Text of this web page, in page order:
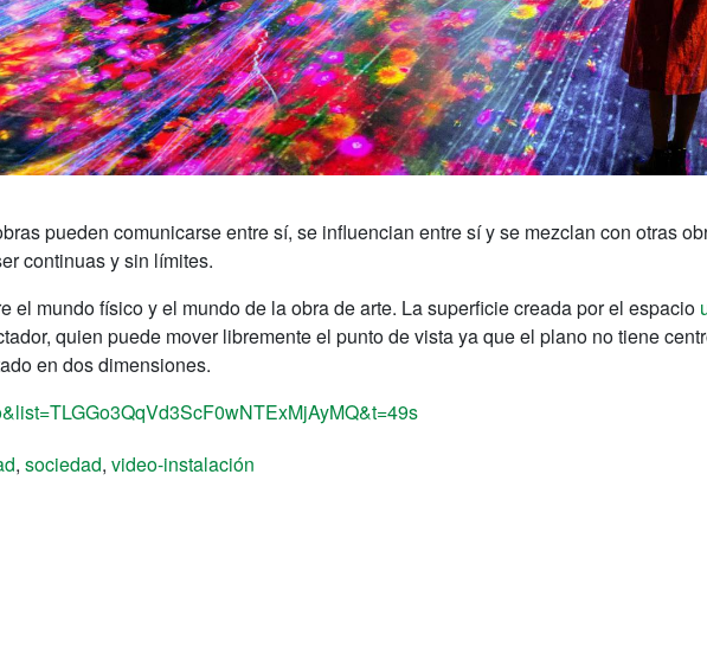
pueden comunicarse entre sí, se influencian entre sí y se mezclan con otras
continuas y sin límites.
el mundo físico y el mundo de la obra de arte. La superficie creada por el espacio
quien puede mover libremente el punto de vista ya que el plano no tiene
en dos dimensiones.
, sociedad, video-instalación